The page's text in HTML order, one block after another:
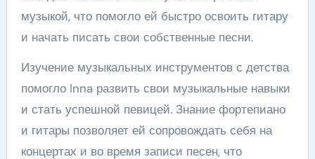
музыкой, что помогло ей быстро освоить гитару
и начать писать свои собственные песни.
Изучение музыкальных инструментов с детства
помогло Inna развить свои музыкальные навыки
и стать успешной певицей. Знание фортепиано
и гитары позволяет ей сопровождать себя на
концертах и во время записи песен, что